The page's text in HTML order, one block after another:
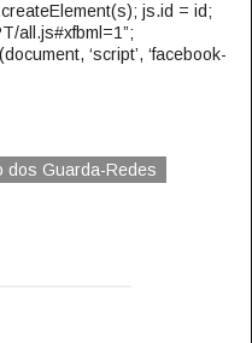
js.id = id;
all.js#xfbml=1”;
‘script’, ‘facebook-
dos Guarda-Redes